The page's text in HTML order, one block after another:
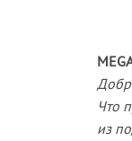
Что
из